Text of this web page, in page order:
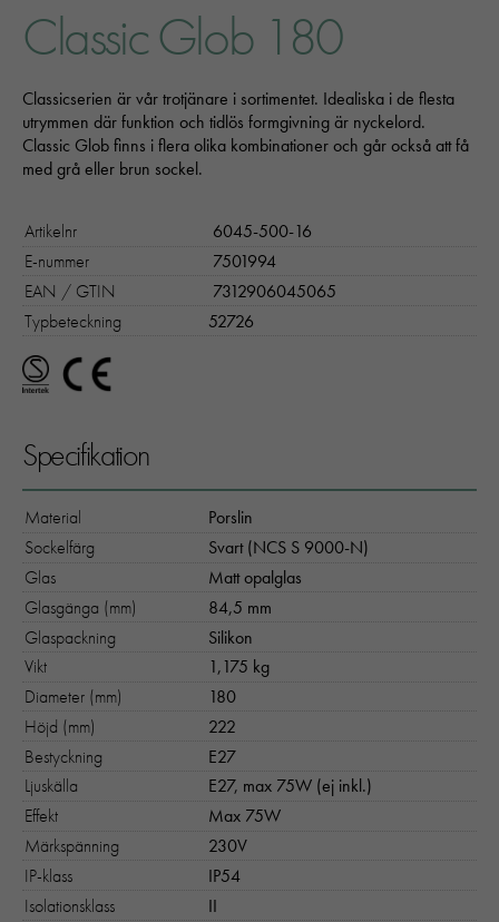
Classic Glob 180
Classicserien är vår trotjänare i sortimentet. Idealiska i de flesta
utrymmen där funktion och tidlös formgivning är nyckelord.
Classic Glob finns i flera olika kombinationer och går också att få
med grå eller brun sockel.
Artikelnr
6045-500-16
E-nummer
7501994
EAN / GTIN
7312906045065
Typbeteckning
52726
Specifikation
Material
Porslin
Sockelfärg
Svart (NCS S 9000-N)
Glas
Matt opalglas
Glasgänga (mm)
84,5 mm
Glaspackning
Silikon
Vikt
1,175 kg
Diameter (mm)
180
Höjd (mm)
222
Bestyckning
E27
Ljuskälla
E27, max 75W (ej inkl.)
Effekt
Max 75W
Märkspänning
230V
IP-klass
IP54
Isolationsklass
II